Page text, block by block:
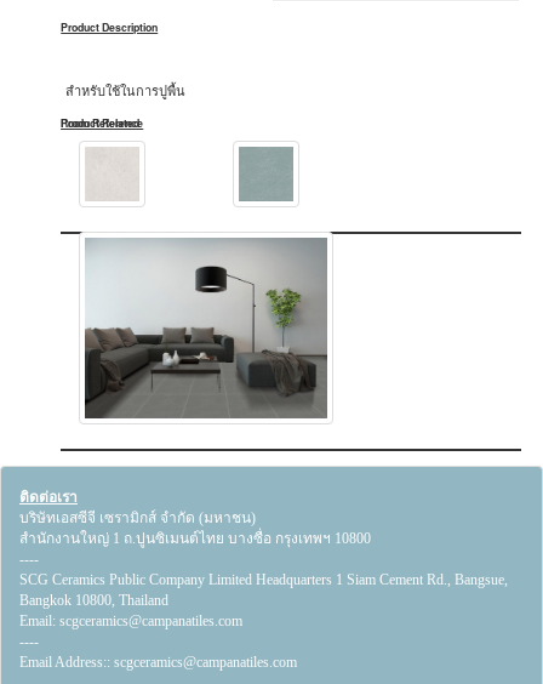
Product Description
สำหรับใช้ในการปูพื้น
Product Related
Room Reference
ติดต่อเรา
บริษัทเอสซีจี เซรามิกส์ จำกัด (มหาชน)
สำนักงานใหญ่ 1 ถ.ปูนซิเมนต์ไทย บางซื่อ กรุงเทพฯ 10800
----
SCG Ceramics Public Company Limited Headquarters 1 Siam Cement Rd., Bangsue,
Bangkok 10800, Thailand
Email: scgceramics@campanatiles.com
----
Email Address:: scgceramics@campanatiles.com